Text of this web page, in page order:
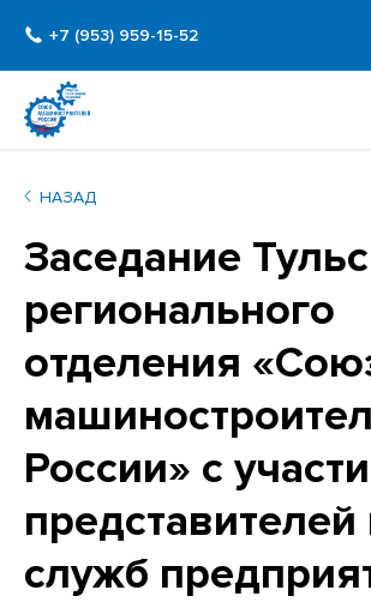
+7 (953) 959-15-52
НАЗАД
Заседание
регионального
отделения
России» с
представителей
служб